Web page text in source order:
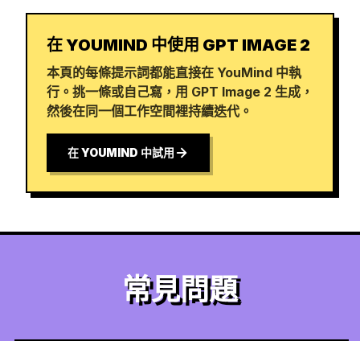
在 YOUMIND 中使用 GPT IMAGE 2
本頁的每條提示詞都能直接在 YouMind 中執
行。挑一條或自己寫，用 GPT Image 2 生成，
然後在同一個工作空間裡持續迭代。
在 YOUMIND 中試用
常見問題